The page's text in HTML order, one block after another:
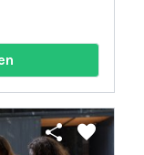
share favorite